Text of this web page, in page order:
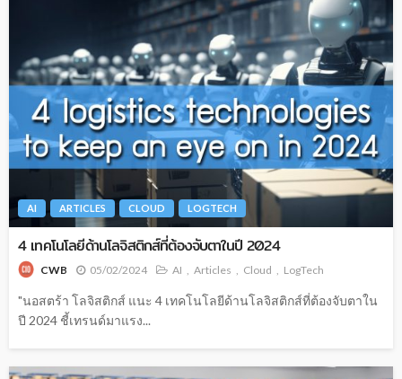
AI ARTICLES CLOUD LOGTECH
4 เทคโนโลยีด้านโลจิสติกส์ที่ต้องจับตาในปี 2024
CWB 05/02/2024 AI Articles Cloud LogTech
"นอสตร้า โลจิสติกส์ แนะ 4 เทคโนโลยีด้านโลจิสติกส์ที่ต้องจับตาใน
ปี 2024 ชี้เทรนด์มาแรง...